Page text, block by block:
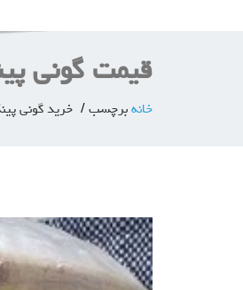
قیمت گونی
خانه برچسب خرید گونی